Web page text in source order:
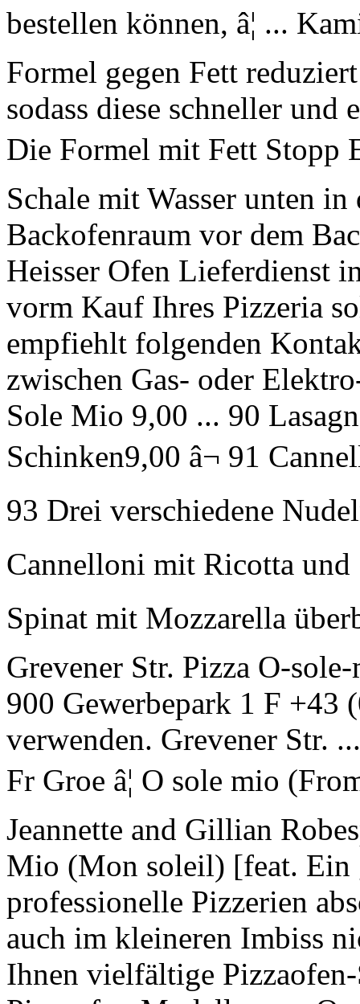
bestellen können, â¦ ...
Formel gegen Fett
sodass diese schneller
Die Formel mit Fett Stopp
Schale mit Wasser unten
Backofenraum vor dem
Heisser Ofen Lieferdienst
vorm Kauf Ihres Pizzeria
empfiehlt folgenden
zwischen Gas- oder
Sole Mio 9,00 ... 90
Schinken9,00 â¬ 91
93 Drei verschiedene
Cannelloni mit Ricotta und
Spinat mit Mozzarella
Grevener Str. Pizza O-
900 Gewerbepark 1 F +43
verwenden. Grevener Str.
Fr Groe â¦ O sole mio
Jeannette and Gillian
Mio (Mon soleil) [feat. Ein
professionelle Pizzerien
auch im kleineren Imbiss
Ihnen vielfältige